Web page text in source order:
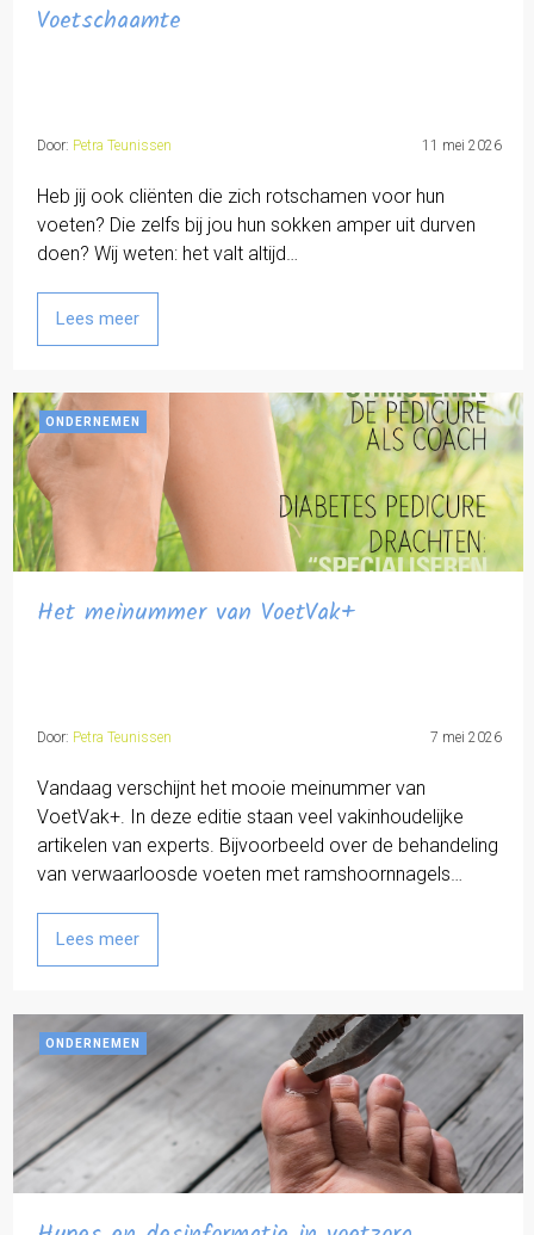
Voetschaamte
Door: Petra Teunissen 11 mei 2026
Heb jij ook cliënten die zich rotschamen voor hun
voeten? Die zelfs bij jou hun sokken amper uit durven
doen? Wij weten: het valt altijd…
Lees meer
ONDERNEMEN
Het meinummer van VoetVak+
Door: Petra Teunissen 7 mei 2026
Vandaag verschijnt het mooie meinummer van
VoetVak+. In deze editie staan veel vakinhoudelijke
artikelen van experts. Bijvoorbeeld over de behandeling
van verwaarloosde voeten met ramshoornnagels…
Lees meer
ONDERNEMEN